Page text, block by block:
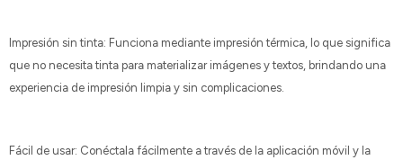
Impresión sin tinta: Funciona mediante impresión térmica, lo que significa
que no necesita tinta para materializar imágenes y textos, brindando una
experiencia de impresión limpia y sin complicaciones.
Fácil de usar: Conéctala fácilmente a través de la aplicación móvil y la